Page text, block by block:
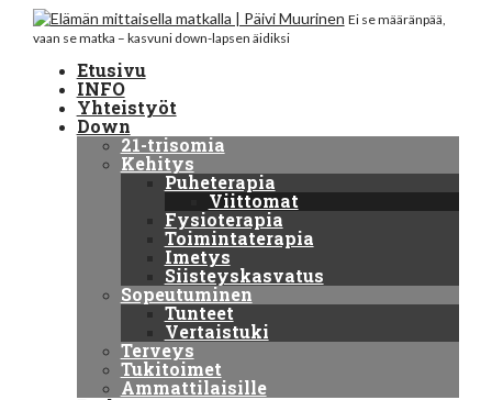
Ei se määränpää,
vaan se matka – kasvuni down-lapsen äidiksi
Etusivu
INFO
Yhteistyöt
Down
21-trisomia
Kehitys
Puheterapia
Viittomat
Fysioterapia
Toimintaterapia
Imetys
Siisteyskasvatus
Sopeutuminen
Tunteet
Vertaistuki
Terveys
Tukitoimet
Ammattilaisille